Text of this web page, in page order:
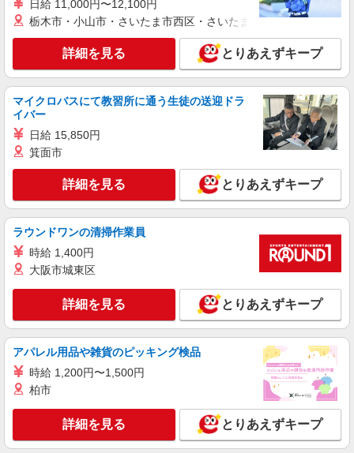
入社数年後は、関東全域（茨城県、東京都、千葉
県、埼玉県、神奈川県、栃木県、群馬県）及び山
ケーズデンキ オーツーパーク稲毛店
携帯電話販売・アドバイザースタッフ
時給2,100円 ★上記時給は入社月含め最大3ヶ
月間として、それ以降は 1,600円の時給となり
※当社規定あり ※アルバイト除く
千葉県千葉市稲毛区園生町380-1
ケーズデンキ オーツーパーク稲毛店
レジスタッフ
時給1,695円〜1,795円 （勤務時間・日数・曜
間として、それ以降は 1,195円〜1,295円の時給
となります。 ★年1回、昇給・昇格制度あり・賞
与あり ※当社規定あり ※アルバイト除く
★上記時給はスタート時の時給です。
キープ 詳細を見る
パート
ケーズデンキ オーツーパーク稲毛店
時給1,695円〜1,795円 （勤務時間・日数・曜
日等による） ★上記時給は入社月含め最大3ヶ月
間として、それ以降は 1,195円〜1,295円の時給
となります。 ★年1回、昇給・昇格制度あり・賞
千葉県千葉市稲毛区園生町380-1
日給 11,000円〜12,100円
栃木市・小山市・さいたま市西区・さいたま市岩槻区・久喜市・
詳細を見る とりあえずキープ
マイクロバスにて教習所に通う生徒の送迎ドラ
イバー
日給 15,850円
箕面市
詳細を見る とりあえずキープ
ラウンドワンの清掃作業員
時給 1,400円
大阪市城東区
詳細を見る とりあえずキープ
アパレル用品や雑貨のピッキング検品
時給 1,200円〜1,500円
柏市
詳細を見る とりあえずキープ